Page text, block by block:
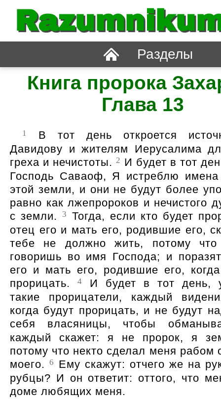
Разделы
Книга пророка
Глава 13
1
В тот день откроется
Давидову и жителям Иерусалима
греха и нечистоты. 2 И будет в тот
Господь Саваоф, Я истреблю
этой земли, и они не будут более
равно как лжепророков и нечистого
с земли.
3
Тогда, если кто будет
отец его и мать его, родившие его,
тебе не должно жить, потому
говоришь во имя Господа; и
его и мать его, родившие его,
прорицать.
4
И будет в тот день,
такие прорицатели, каждый
когда будут прорицать, и не будут
себя власяницы, чтобы
каждый скажет: я не пророк, я
потому что некто сделал меня рабом
моего. 6
Ему скажут: отчего же на
рубцы? И он ответит: оттого, что
доме любящих меня.